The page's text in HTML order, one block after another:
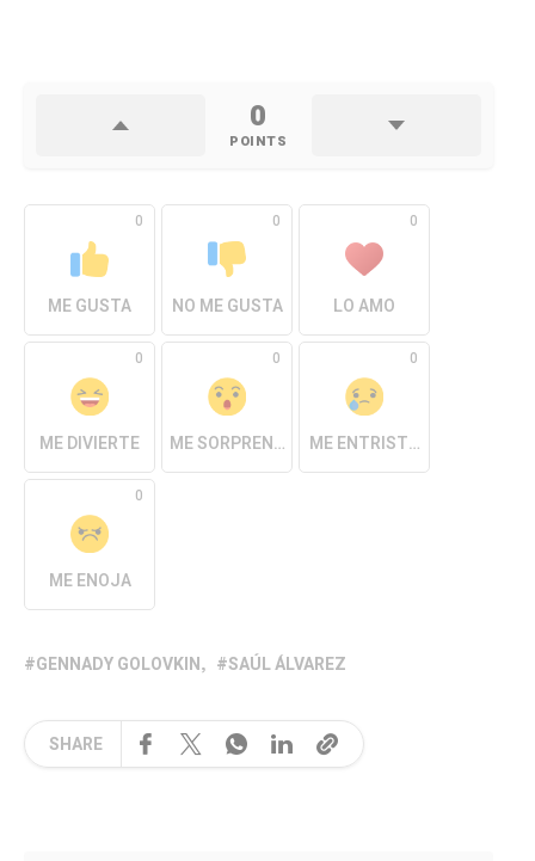
0
POINTS
0
ME GUSTA
0
NO ME GUSTA
0
LO AMO
0
ME DIVIERTE
0
ME SORPRENDE
0
ME ENTRISTECE
0
ME ENOJA
GENNADY GOLOVKIN SAÚL ÁLVAREZ
SHARE